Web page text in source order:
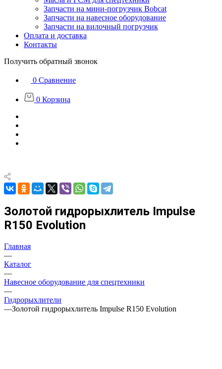
Запчасти на мини-погрузчик Bobcat
Запчасти на навесное оборудование
Запчасти на вилочный погрузчик
Оплата и доставка
Контакты
Получить обратный звонок
0 Сравнение
0 Корзина
Золотой гидрорыхлитель Impulse
R150 Evolution
Главная
—
Каталог
—
Навесное оборудование для спецтехники
—
Гидрорыхлители
—Золотой гидрорыхлитель Impulse R150 Evolution